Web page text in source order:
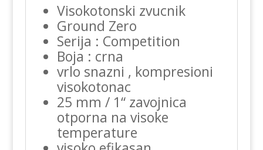
Visokotonski zvucnik
Ground Zero
Serija : Competition
Boja : crna
vrlo snazni , kompresioni
visokotonac
25 mm / 1“ zavojnica
otporna na visoke
temperature